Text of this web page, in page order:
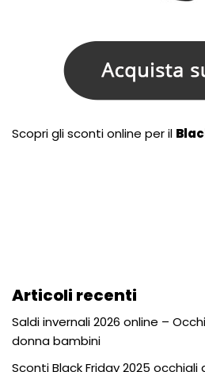
Scopri gli sconti online per il
Articoli recenti
Saldi invernali 2026 online –
donna bambini
Sconti Black Friday 2025